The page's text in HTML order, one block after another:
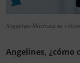
Angelines Machuca es
Angelines, ¿cómo